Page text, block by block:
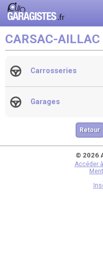
CARSAC-AILLAC
Carrosseries
Garages
Retour
© 2026
Accéder